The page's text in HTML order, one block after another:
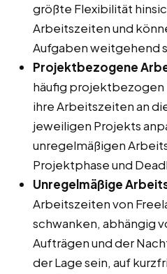
größte Flexibilität
Arbeitszeiten und
Aufgaben weitgehend
Projektbezogene
häufig projektbezogen
ihre Arbeitszeiten an
jeweiligen Projekts
unregelmäßigen
Projektphase und
Unregelmäßige
Arbeitszeiten von
schwanken, abhängig
Aufträgen und der
der Lage sein, auf